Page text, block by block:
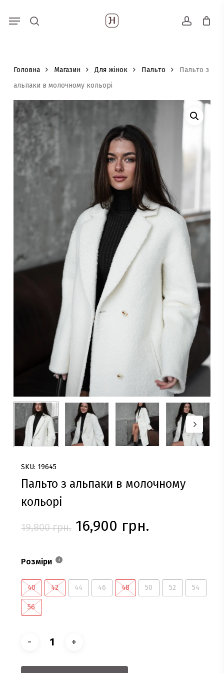
Пошук
товарів
account
Menu
Головна Магазин Для жінок Пальто
Пальто з
альпаки в молочному кольорі
SKU: 19645
Пальто з альпаки в молочному
кольорі
19,800грн. Оригінальна
16,900 грн.
Розміри
40 42 44 46 48 50 52 54
56